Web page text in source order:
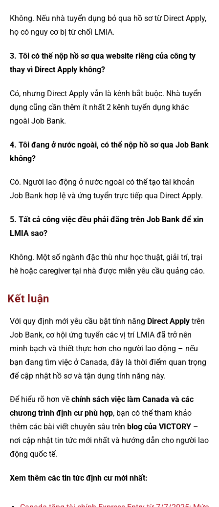
Không. Nếu nhà tuyển dụng bỏ qua hồ sơ từ Direct Apply,
họ có nguy cơ bị từ chối LMIA.
3. Tôi có thể nộp hồ sơ qua website riêng của công ty
thay vì Direct Apply không?
Có, nhưng Direct Apply vẫn là kênh bắt buộc. Nhà tuyển
dụng cũng cần thêm ít nhất 2 kênh tuyển dụng khác
ngoài Job Bank.
4. Tôi đang ở nước ngoài, có thể nộp hồ sơ qua Job Bank
không?
Có. Người lao động ở nước ngoài có thể tạo tài khoản
Job Bank hợp lệ và ứng tuyển trực tiếp qua Direct Apply.
5. Tất cả công việc đều phải đăng trên Job Bank để xin
LMIA sao?
Không. Một số ngành đặc thù như học thuật, giải trí, trại
hè hoặc caregiver tại nhà được miễn yêu cầu quảng cáo.
Kết luận
Với quy định mới yêu cầu bật tính năng Direct Apply trên
Job Bank, cơ hội ứng tuyển các vị trí LMIA đã trở nên
minh bạch và thiết thực hơn cho người lao động – nếu
bạn đang tìm việc ở Canada, đây là thời điểm quan trọng
để cập nhật hồ sơ và tận dụng tính năng này.
Để hiểu rõ hơn về chính sách việc làm Canada và các
chương trình định cư phù hợp, bạn có thể tham khảo
thêm các bài viết chuyên sâu trên blog của VICTORY –
nơi cập nhật tin tức mới nhất và hướng dẫn cho người lao
động quốc tế.
Xem thêm các tin tức định cư mới nhất: